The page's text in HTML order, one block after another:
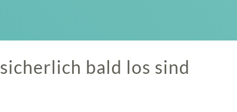
bald los sind